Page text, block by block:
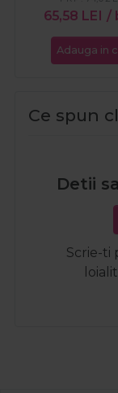
60ml
65,58 LEI /
Adauga in
Ce spun
Detii
Scrie-ti